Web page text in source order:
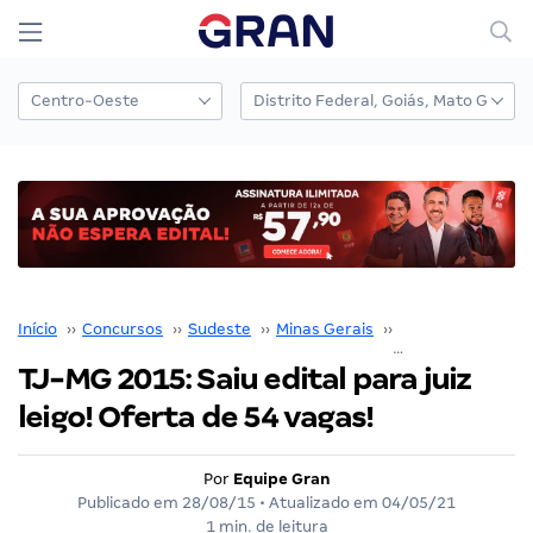
Início ›› Concursos ›› Sudeste ›› Minas Gerais ››
TJ-MG 2015: Saiu edital para juiz
leigo! Oferta de 54 vagas!
Por Equipe Gran
Publicado em 28/08/15 • Atualizado em 04/05/21
1 min. de leitura